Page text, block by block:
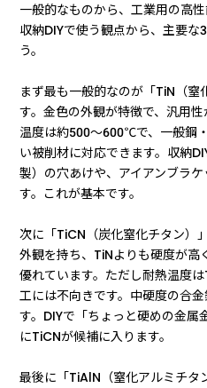
一般的なものから、工業用の高
収納DIYで使う観点から、主要な
う。
まず最も一般的なのが「TiN（窒
す。金色の外観が特徴で、汎用
温度は約500〜600℃で、一般鋼
い被削材に対応できます。収納
製）の穴あけや、アイアンブラ
す。これが基本です。
次に「TiCN（炭化窒化チタン）
外観を持ち、TiNよりも硬度が高
優れています。ただし耐熱温度
工には不向きです。中硬度の合
す。DIYで「ちょっと硬めの金
にTiCNが候補に入ります。
最後に「TiAlN（窒化アルミチタ